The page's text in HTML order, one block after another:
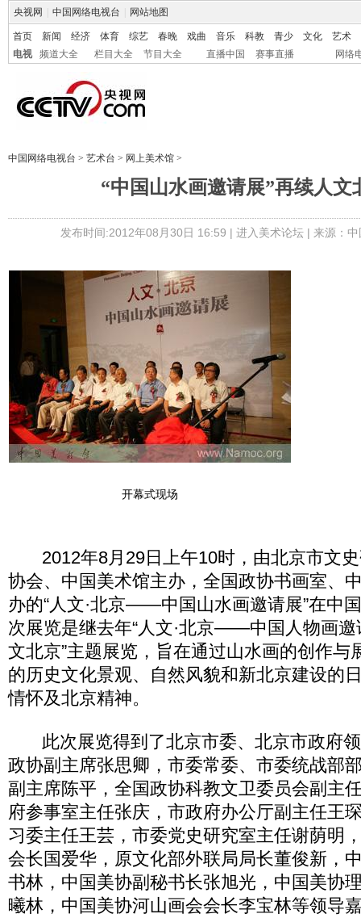
央视网 中国网络电视台 网站地图
首页 新闻 经济 体育 综艺 春晚 戏曲 音乐 科教 青少 文化
艺术
电视
频道大全 栏目大全 节目大全 直播中国 赛事直播 网络
中国网络电视台 > 艺术台 > 网上美术馆 >
“中国山水画邀请展”再续人文
发布时间:2012年08月30日 16:59 | 进入美术论坛| 来源：
开幕式现场
2012年8月29日上午10时，由北京市文史
协会、中国美术馆主办，全国政协书画室、
办的“人文·北京——中国山水画邀请展”在中
次展览是继去年“人文·北京——中国人物画邀
文北京”主题展览，旨在通过山水画的创作与
的历史文化景观、自然风貌和新北京建设的
情怀及北京精神。
此次展览得到了北京市委、北京市政府领
政协副主席张思卿，市委常委、市委统战部
副主席陈平，全国政协科教文卫委员会副主
府参事室主任张庆，市政府办公厅副主任王
习委主任王芸，市委党史研究室主任谢荫明
会长国爱华，原文化部外联局局长董俊新，
书林，中国美协副秘书长张旭光，中国美协
曦林，中国美协河山画会会长李宝林等领导